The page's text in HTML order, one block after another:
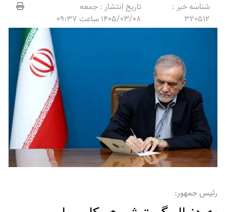
شناسه خبر :
320512
تاریخ انتشار :جمعه
1405/03/08 ساعت 09:37
رئیس جمهور: